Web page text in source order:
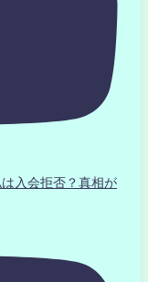
入会拒否？真相が